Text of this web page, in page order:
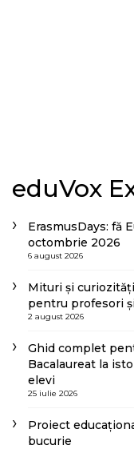
eduVox
ErasmusDays: fă
octombrie 2026
6 august 2026
Mituri și
pentru profesori
2 august 2026
Ghid complet
Bacalaureat la
elevi
25 iulie 2026
Proiect
bucurie